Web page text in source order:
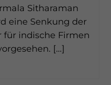
Sitharaman
eine Senkung der
für indische Firmen
[…]